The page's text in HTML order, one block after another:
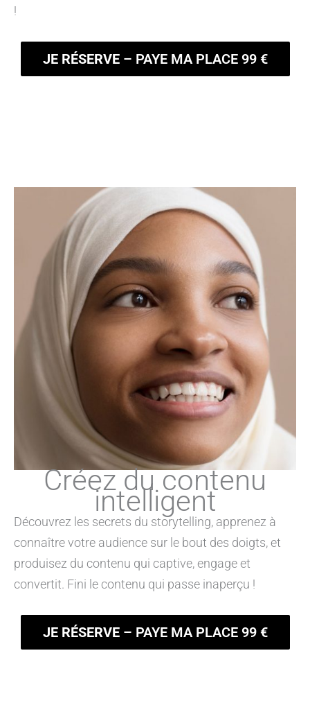
!
JE RÉSERVE – PAYE MA PLACE 99 €
Créez du contenu
intelligent
Découvrez les secrets du storytelling, apprenez à
connaître votre audience sur le bout des doigts, et
produisez du contenu qui captive, engage et
convertit. Fini le contenu qui passe inaperçu !
JE RÉSERVE – PAYE MA PLACE 99 €